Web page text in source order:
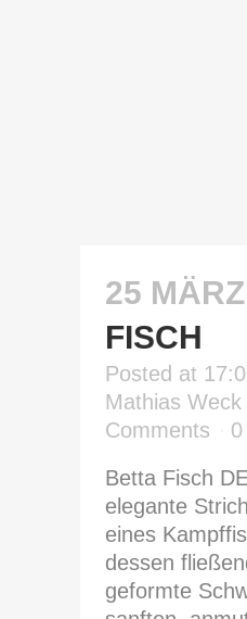
25 MÄRZ
FISCH
Posted at
Mathias Weck
Comments
0
Betta Fisch
elegante
eines
dessen
geformte